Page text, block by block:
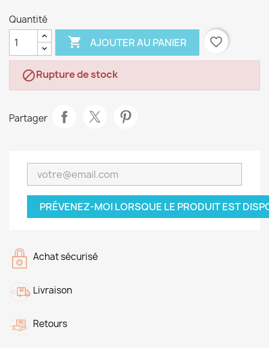
Quantité
 AJOUTER AU PANIER favorite_border
Rupture de stock
Partager
PRÉVENEZ-MOI LORSQUE LE PRODUIT EST
Achat sécurisé
Livraison
Retours